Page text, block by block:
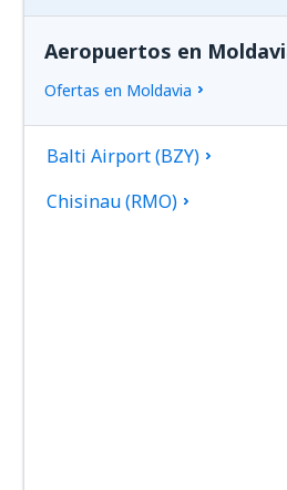
Aeropuertos en
Ofertas en Moldavia
Balti Airport (BZY)
Chisinau (RMO)